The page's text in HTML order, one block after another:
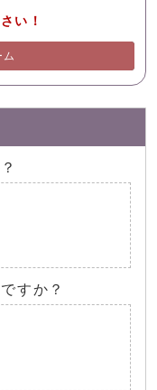
い！
ム
すか？